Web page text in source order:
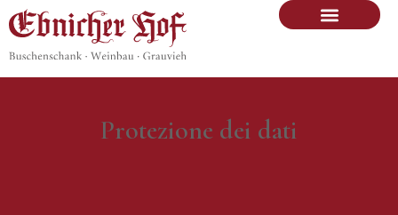
Protezione dei dati